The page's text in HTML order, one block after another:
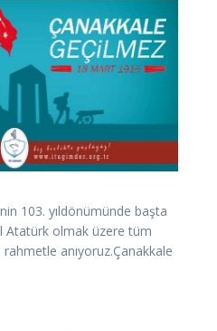
103. yıldönümünde başta
Atatürk olmak üzere tüm
rahmetle anıyoruz.Çanakkale